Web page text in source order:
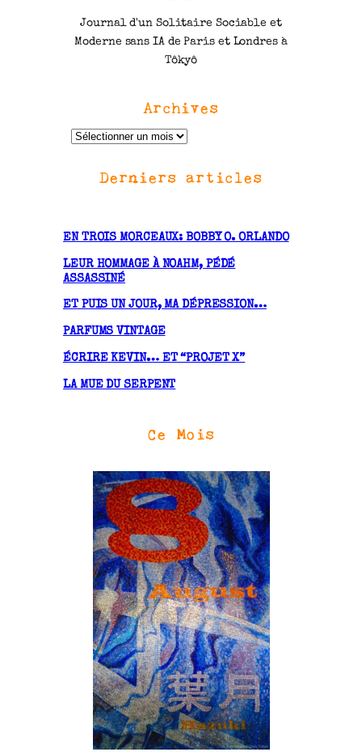
Journal d'un Solitaire Sociable et
Moderne sans IA de Paris et Londres à
Tôkyô
Archives
A
v
s
Derniers articles
EN TROIS MORCEAUX: BOBBY O. ORLANDO
LEUR HOMMAGE À NOAHM, PÉDÉ
ASSASSINÉ
ET PUIS UN JOUR, MA DÉPRESSION…
PARFUMS VINTAGE
ÉCRIRE KEVIN… ET “PROJET X”
LA MUE DU SERPENT
Ce Mois